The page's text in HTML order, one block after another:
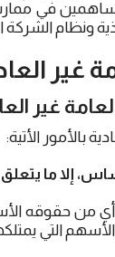
في
ونظام
غير
غير
بالأمور الأتية:
من حقوقه
التي